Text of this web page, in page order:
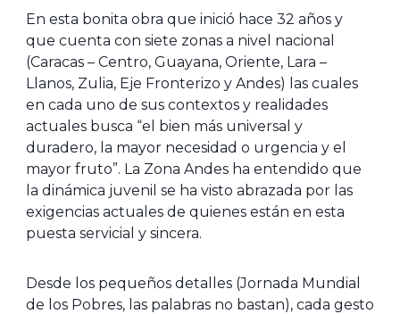
En esta bonita obra que inició hace 32 años y
que cuenta con siete zonas a nivel nacional
(Caracas – Centro, Guayana, Oriente, Lara –
Llanos, Zulia, Eje Fronterizo y Andes) las cuales
en cada uno de sus contextos y realidades
actuales busca “el bien más universal y
duradero, la mayor necesidad o urgencia y el
mayor fruto”. La Zona Andes ha entendido que
la dinámica juvenil se ha visto abrazada por las
exigencias actuales de quienes están en esta
puesta servicial y sincera.
Desde los pequeños detalles (Jornada Mundial
de los Pobres, las palabras no bastan), cada gesto